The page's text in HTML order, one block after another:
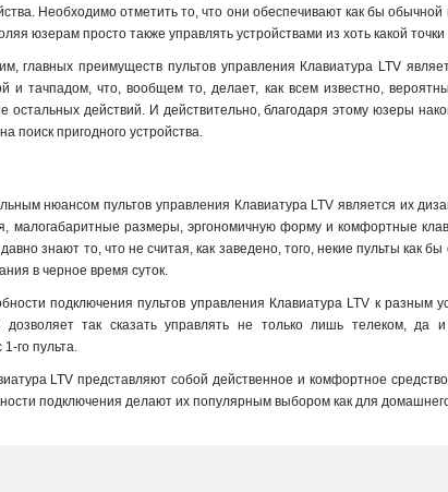
Необходимо отметить то, что они обеспечивают как бы
юзерам просто также управлять устройствами из хоть какой
главных преимуществ пультов управления Клавиатура LTV
и тачпадом, что, вообщем то, делает, как всем известно,
остальных действий. И действительно, благодаря этому юзеры
поиск пригодного устройства.
нюансом пультов управления Клавиатура LTV является их
малогабаритные размеры, эргономичную форму и комфортные
знают то, что не считая, как заведено, того, некие пульты как
в черное время суток.
подключения пультов управления Клавиатура LTV к разным
так сказать управлять не только лишь телеком, да
го пульта.
LTV представляют собой действенное и комфортное
подключения делают их популярным выбором как для